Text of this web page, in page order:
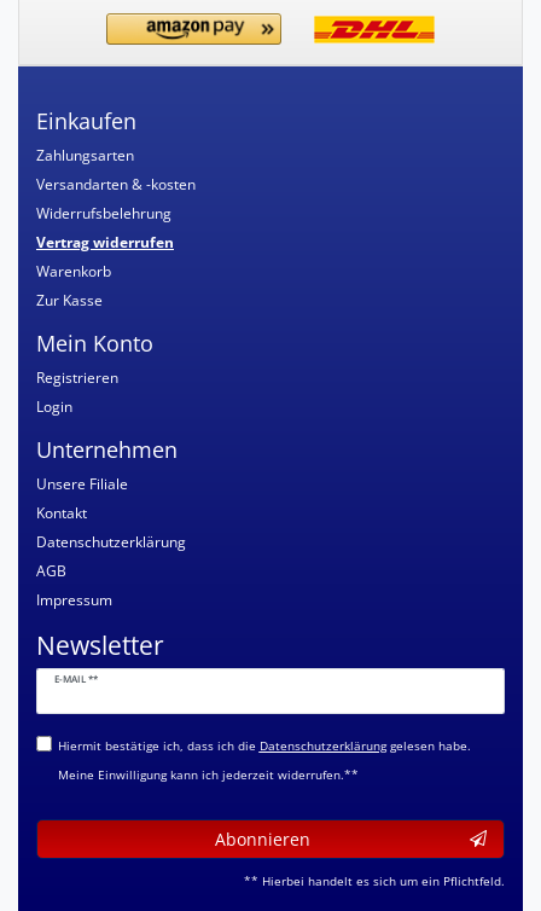
Einkaufen
Zahlungsarten
Versandarten & -kosten
Widerrufsbelehrung
Vertrag widerrufen
Warenkorb
Zur Kasse
Mein Konto
Registrieren
Login
Unternehmen
Unsere Filiale
Kontakt
Datenschutzerklärung
AGB
Impressum
Newsletter
E-MAIL **
Newsletter
Honig
Hiermit bestätige ich, dass ich die Daten­schutz­erklärunggelesen habe.
Meine Einwilligung kann ich jederzeit widerrufen.**
Abonnieren
** Hierbei handelt es sich um ein Pflichtfeld.